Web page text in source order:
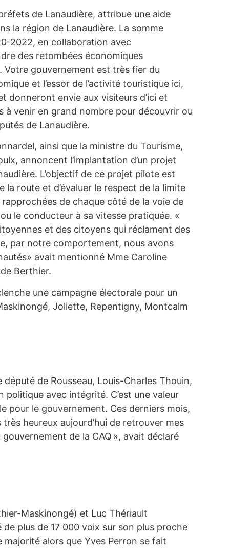
de Lanaudière, attribue une aide
la région de Lanaudière. La somme
2022, en collaboration avec
des retombées économiques
Votre gouvernement est très fier du
et l’essor de l’activité touristique ici,
donneront envie aux visiteurs d’ici et
à venir en grand nombre pour découvrir ou
de Lanaudière.
ainsi que la ministre du Tourisme,
annoncent l’implantation d’un projet
L’objectif de ce projet pilote est
la route et d’évaluer le respect de la limite
de chaque côté de la voie de
le conducteur à sa vitesse pratiquée. «
et des citoyens qui réclament des
par notre comportement, nous avons
avait mentionné Mme Caroline
Berthier.
une campagne électorale pour un
Joliette, Repentigny, Montcalm
de Rousseau, Louis-Charles Thouin,
avec intégrité. C’est une valeur
pour le gouvernement. Ces derniers mois,
heureux aujourd’hui de retrouver mes
de la CAQ », avait déclaré
Maskinongé) et Luc Thériault
plus de 17 000 voix sur son plus proche
alors que Yves Perron se fait